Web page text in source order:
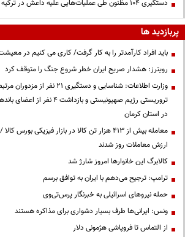
دستگیری ۱۰۴ مظنون طی عملیات‌هایی علیه داعش در ترکیه
پربازدید ها
باید افراد کارآمدتر را به کار گرفت/ کاری می کنیم در
رویترز: هشدار صریح ایران خطر شروع جنگ را متوقف کرد
وزارت اطلاعات: شناسایی و دستگیری
تروریستی رژیم صهیونیستی و
در استان کرمان
معامله بیش از ۴۱۳ هزار تن کالا در بازار فیزیکی
ارزش معاملات روز شدند
کالابرگ این خانوارها امروز شارژ شد
ترامپ: ترجیح می‌دهم با ایران به توافق برسم
حمله نیروهای اسرائیلی به خبرنگار پرس‌تی‌وی
ونس: ایرانی‌ها طرف بسیار دشواری برای مذاکره هستند
از التماس تا فروپاشی هژمونی دلار